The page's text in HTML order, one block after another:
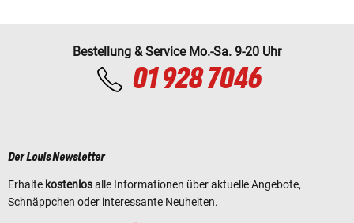
Bestellung & Service Mo.-Sa. 9-20 Uhr
01 928 7046
Der Louis Newsletter
Erhalte kostenlosalle Informationen über aktuelle Angebote,
Schnäppchen oder interessante Neuheiten.